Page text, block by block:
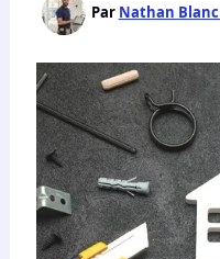
Par Nathan Blanc